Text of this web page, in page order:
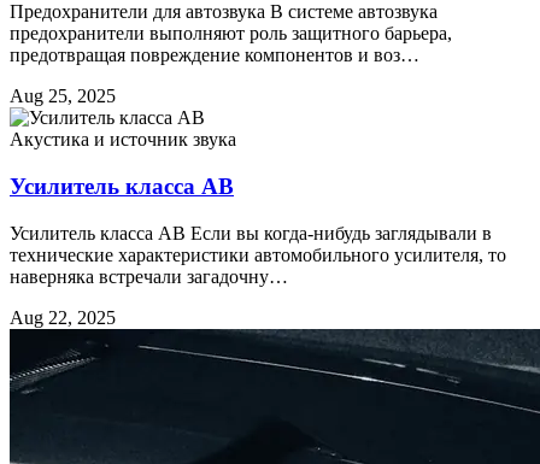
Предохранители для автозвука В системе автозвука
предохранители выполняют роль защитного барьера,
предотвращая повреждение компонентов и воз…
Aug 25, 2025
Акустика и источник звука
Усилитель класса AB
Усилитель класса AB Если вы когда-нибудь заглядывали в
технические характеристики автомобильного усилителя, то
наверняка встречали загадочну…
Aug 22, 2025